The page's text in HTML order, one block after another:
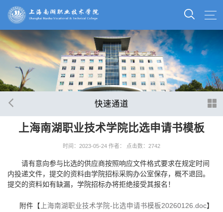
快速通道
上海南湖职业技术学院比选申请书模板
时间：2023-05-24 作者： 点击数： 2742
请有意向参与比选的供应商按照响应文件格式要求在规定时间
内投递文件，提交的资料由学院招标采购办公室保存，概不退回。
提交的资料如有缺漏，学院招标办将拒绝接受其报名！
附件【 上海南湖职业技术学院-比选申请书模板20260126.doc】